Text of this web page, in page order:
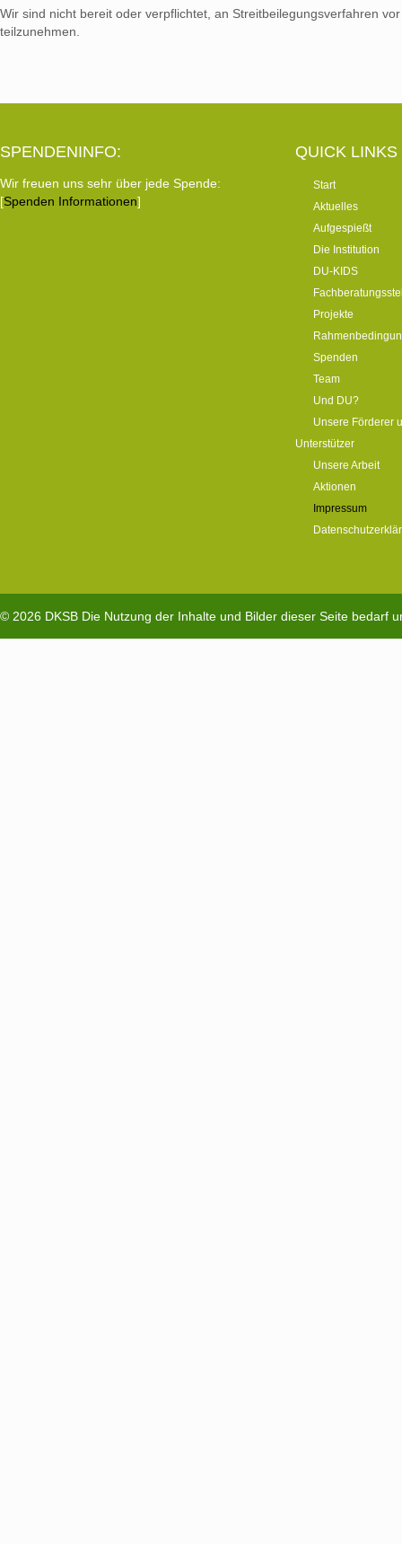
Wir sind nicht bereit oder verpflichtet, an Streitbeilegungsverfahren
teilzunehmen.
SPENDENINFO:
Wir freuen uns sehr über jede Spende:
[Spenden Informationen]
QUICK LINKS
Start
Aktuelles
Aufgespießt
Die Institution
DU-KIDS
Projekte
Spenden
Team
Und DU?
Unsere Förderer
Unterstützer
Unsere Arbeit
Aktionen
Impressum
© 2026 DKSB Die Nutzung der Inhalte und Bilder dieser Seite bedarf